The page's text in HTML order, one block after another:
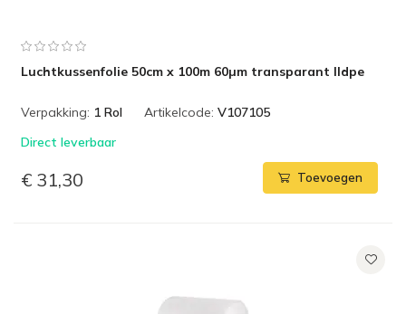
Luchtkussenfolie 50cm x 100m 60µm transparant lldpe
Verpakking: 1 Rol Artikelcode: V107105
Direct leverbaar
€ 31,30 Toevoegen